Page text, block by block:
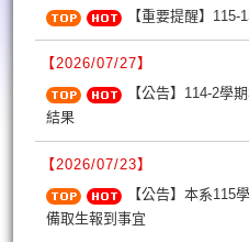
【重要提醒】
【2026/07/27】
【公告】114-2學
結果
【2026/07/23】
【公告】本系115
備取生報到事宜